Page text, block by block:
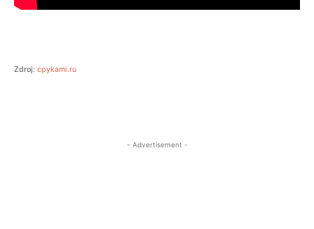
Zdroj: cpykami.ru
- Advertisement -